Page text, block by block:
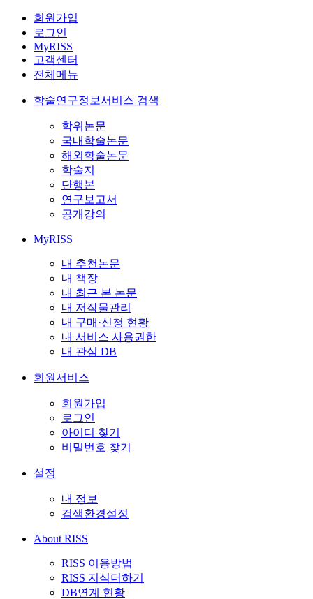
회원가입
로그인
MyRISS
고객센터
전체메뉴
학술연구정보서비스 검색
학위논문
국내학술논문
해외학술논문
학술지
단행본
연구보고서
공개강의
MyRISS
내 추천논문
내 책장
내 최근 본 논문
내 저작물관리
내 구매·신청 현황
내 서비스 사용권한
내 관심 DB
회원서비스
회원가입
로그인
아이디 찾기
비밀번호 찾기
설정
내 정보
검색환경설정
About RISS
RISS 이용방법
RISS 지식더하기
DB연계 현황